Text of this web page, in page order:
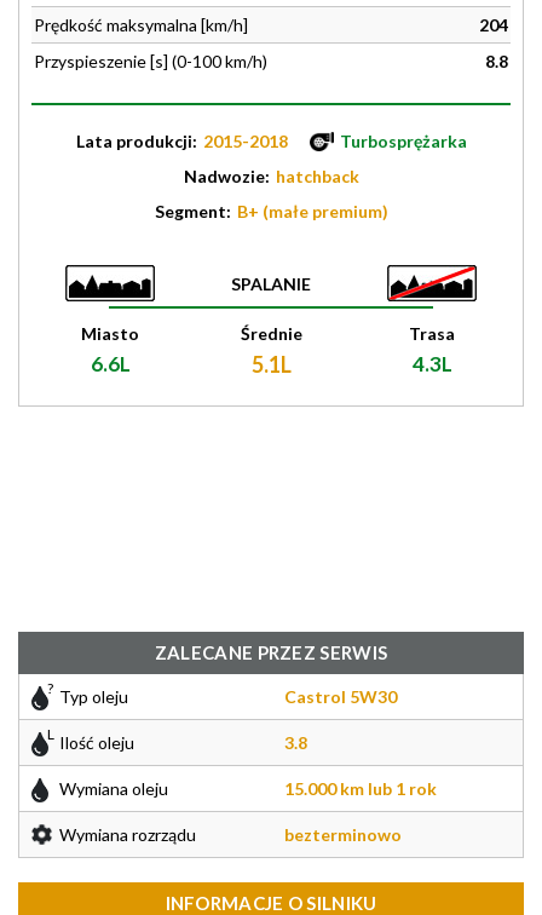
Prędkość maksymalna [km/h]
204
Przyspieszenie [s] (0-100 km/h)
8.8
Lata produkcji: 2015-2018
Turbosprężarka
Nadwozie: hatchback
Segment: B+ (małe premium)
SPALANIE
Miasto
6.6L
Średnie
5.1L
Trasa
4.3L
ZALECANE PRZEZ SERWIS
Typ oleju Castrol 5W30
Ilość oleju 3.8
Wymiana oleju 15.000 km lub 1 rok
Wymiana rozrządu bezterminowo
INFORMACJE O SILNIKU